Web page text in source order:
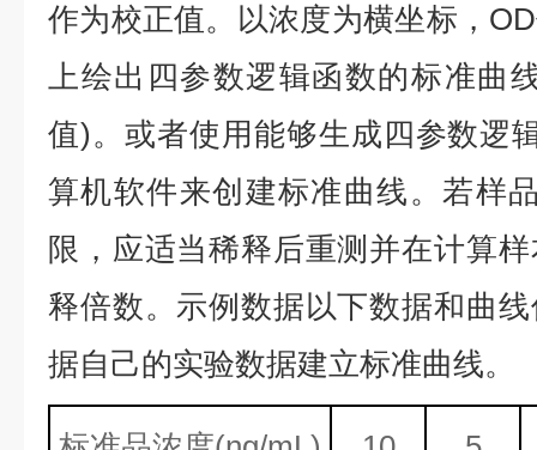
作为校正值。以浓度为横坐标，
上绘出四参数逻辑函数的标准曲
值)。或者使用能够生成四参数逻
算机软件来创建标准曲线。若样
限，应适当稀释后重测并在计算
释倍数。示例数据以下数据和曲
据自己的实验数据建立标准曲线。